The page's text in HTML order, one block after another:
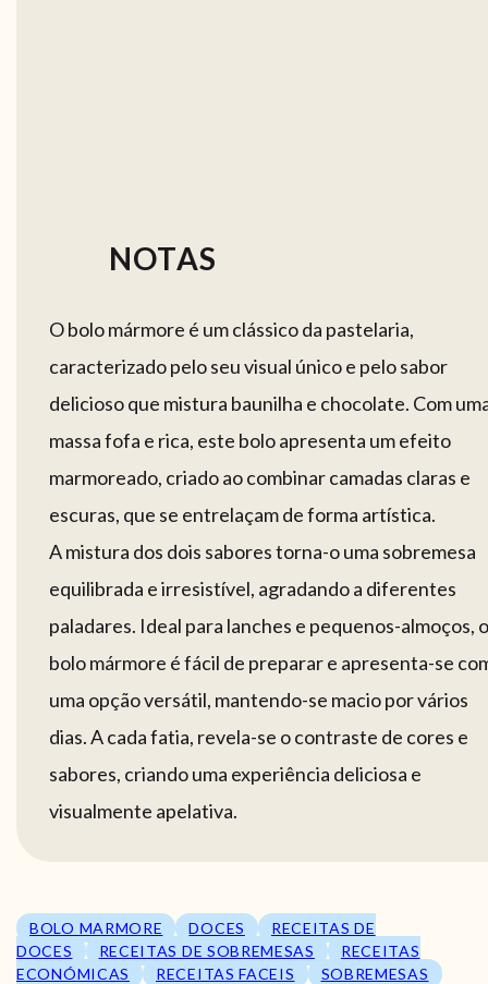
NOTAS
O bolo mármore é um clássico da pastelaria,
caracterizado pelo seu visual único e pelo sabor
delicioso que mistura baunilha e chocolate. Com
massa fofa e rica, este bolo apresenta um efeito
marmoreado, criado ao combinar camadas claras e
escuras, que se entrelaçam de forma artística.
A mistura dos dois sabores torna-o uma sobremesa
equilibrada e irresistível, agradando a diferentes
paladares. Ideal para lanches e pequenos-almoços, o
bolo mármore é fácil de preparar e apresenta-se
uma opção versátil, mantendo-se macio por vários
dias. A cada fatia, revela-se o contraste de cores e
sabores, criando uma experiência deliciosa e
visualmente apelativa.
BOLO MARMORE DOCES
RECEITAS DE
DOCES
RECEITAS DE SOBREMESAS
RECEITAS
ECONÓMICAS
RECEITAS FACEIS SOBREMESAS